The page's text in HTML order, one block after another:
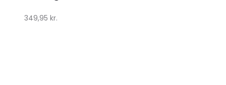
349,95 kr.